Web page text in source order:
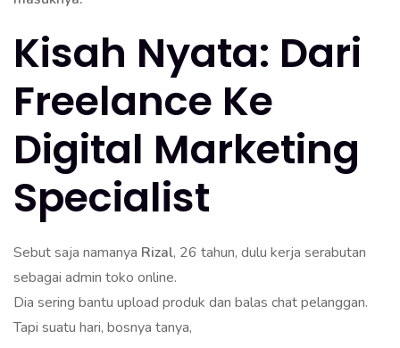
Kisah Nyata: Dari
Freelance Ke
Digital Marketing
Specialist
Sebut saja namanya Rizal, 26 tahun, dulu kerja serabutan
sebagai admin toko online.
Dia sering bantu upload produk dan balas chat pelanggan.
Tapi suatu hari, bosnya tanya,